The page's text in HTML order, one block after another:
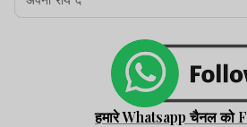
हमारे Whatsapp चैनल को